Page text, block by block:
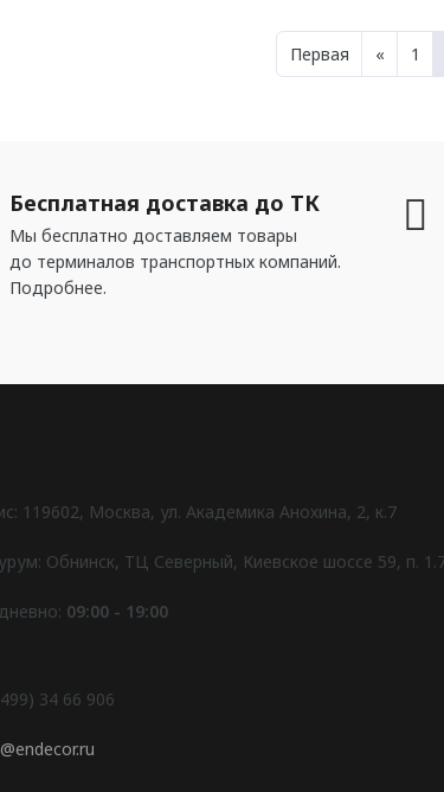
Первая « 1
Бесплатная доставка до ТК
Мы бесплатно доставляем товары
до терминалов транспортных компаний.
Подробнее.
119602, Москва, ул. Академика Анохина, 2, к.7
Обнинск, ТЦ Северный, Киевское шоссе 59, п.
09:00 - 19:00
34 66 906